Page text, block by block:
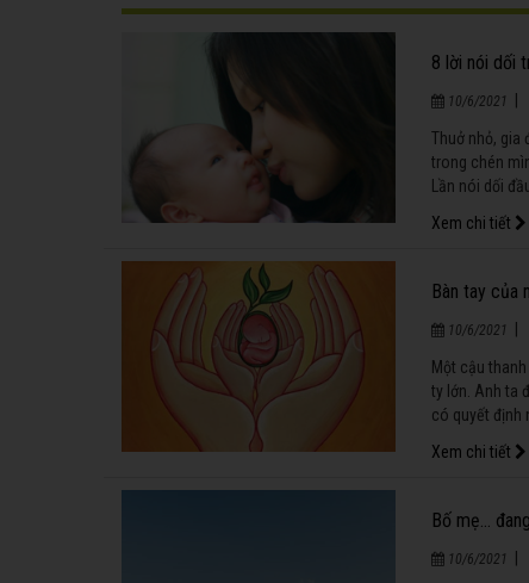
8 lời nói dối
10/6/2021
Thuở nhỏ, gia
trong chén
Lần nói dối
Xem chi tiết
Bàn tay của
10/6/2021
Một cậu
ty lớn. Anh ta
có quyết định
học cũng đều
Xem chi tiết
Bố mẹ…
10/6/2021